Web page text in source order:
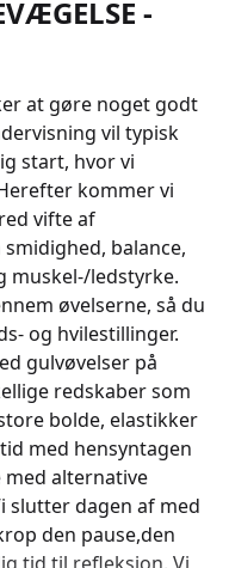
-
at gøre noget godt
vil typisk
start, hvor vi
kommer vi
vifte af
balance,
muskel-/ledstyrke.
øvelserne, så du
og hvilestillinger.
gulvøvelser på
redskaber som
bolde, elastikker
med hensyntagen
med alternative
slutter dagen af med
den pause,den